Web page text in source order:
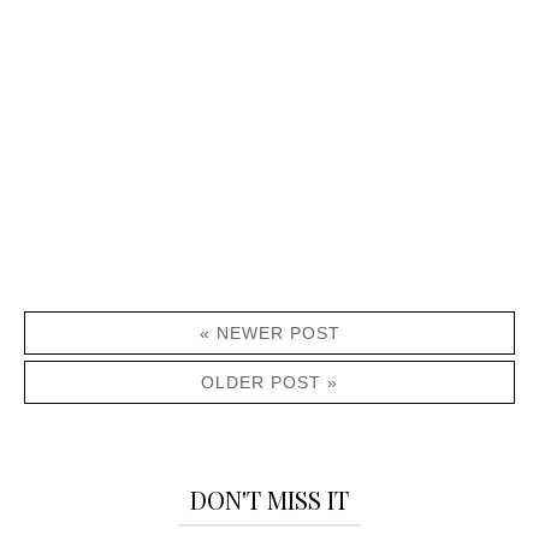
« NEWER POST
OLDER POST »
DON'T MISS IT